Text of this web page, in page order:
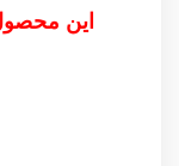
این